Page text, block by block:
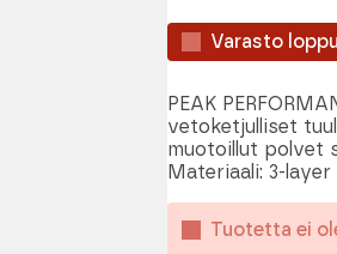
Varasto loppu
PEAK
vetoketjulliset
muotoillut polvet
Materiaali: 3-layer
Tuotetta ei